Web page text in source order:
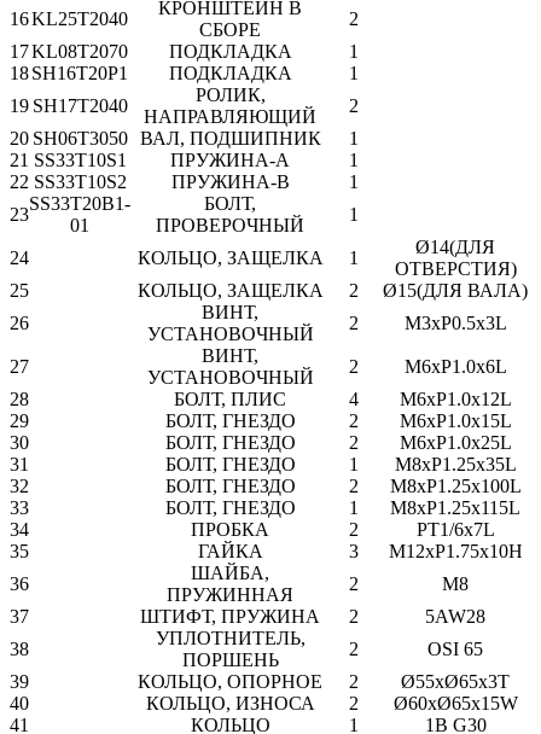
16KL25T2040
КРОНШТЕЙН В
СБОРЕ
2
17KL08T2070 ПОДКЛАДКА
1
18SH16T20P1 ПОДКЛАДКА
1
19 SH17T2040
РОЛИК,
НАПРАВЛЯЮЩИЙ
2
20 SH06T3050 ВАЛ, ПОДШИПНИК
1
21 SS33T10S1 ПРУЖИНА-A
1
22 SS33T10S2 ПРУЖИНА-B
1
23
SS33T20B1-
01
БОЛТ,
ПРОВЕРОЧНЫЙ
1
24 КОЛЬЦО, ЗАЩЕЛКА 1
Ø14(ДЛЯ
ОТВЕРСТИЯ)
25
КОЛЬЦО, ЗАЩЕЛКА 2
Ø15(ДЛЯ ВАЛА)
26
ВИНТ,
УСТАНОВОЧНЫЙ
2 M3xP0.5x3L
27
ВИНТ,
УСТАНОВОЧНЫЙ
2
M6xP1.0x6L
28
БОЛТ, ПЛИС 4
M6xP1.0x12L
29
БОЛТ, ГНЕЗДО 2
M6xP1.0x15L
30
БОЛТ, ГНЕЗДО 2
M6xP1.0x25L
31
БОЛТ, ГНЕЗДО 1
M8xP1.25x35L
32
БОЛТ, ГНЕЗДО 2
M8xP1.25x100L
33
БОЛТ, ГНЕЗДО 1
M8xP1.25x115L
34
ПРОБКА 2
PT1/6x7L
35
ГАЙКА 3
M12xP1.75x10H
36
ШАЙБА,
ПРУЖИННАЯ
2
M8
37
ШТИФТ, ПРУЖИНА 2
5AW28
38
УПЛОТНИТЕЛЬ,
ПОРШЕНЬ
2
OSI 65
39
КОЛЬЦО, ОПОРНОЕ 2
Ø55xØ65x3T
40
КОЛЬЦО, ИЗНОСА 2
Ø60xØ65x15W
41
КОЛЬЦО 1
1B G30